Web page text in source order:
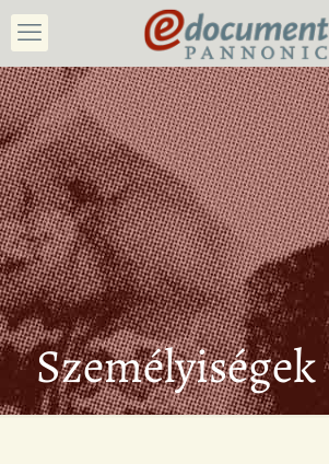
Személyiségek